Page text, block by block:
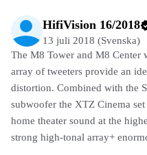
HifiVision 16/2018
13 juli 2018 (Svenska)
The M8 Tower and M8 Center
array of tweeters provide an
distortion. Combined with the
subwoofer the XTZ Cinema
home theater sound at the
strong high-tonal array+